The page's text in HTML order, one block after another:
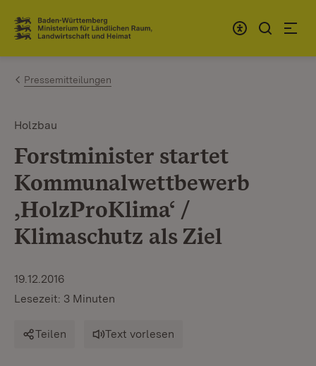
Zum Inhalt springen
Link zur Startseite
Pressemitteilungen
Holzbau
Forstminister startet
Kommunalwettbewerb
‚HolzProKlima‘ /
Klimaschutz als Ziel
19.12.2016
Lesezeit: 3 Minuten
Teilen Text vorlesen